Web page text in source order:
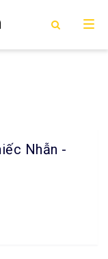
Nhẫn -